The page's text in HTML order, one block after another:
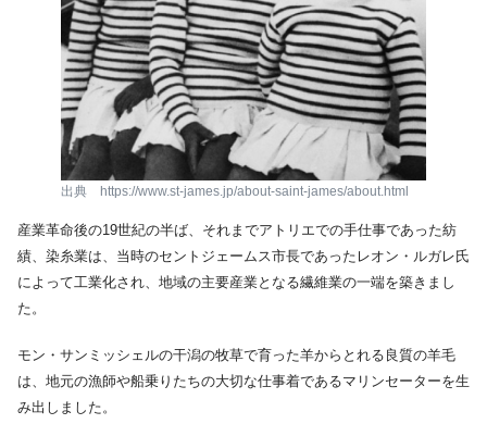
出典 https://www.st-james.jp/about-saint-james/about.html
産業革命後の19世紀の半ば、それまでアトリエでの手仕事であった紡
績、染糸業は、当時のセントジェームス市長であったレオン・ルガレ氏
によって工業化され、地域の主要産業となる繊維業の一端を築きまし
た。
モン・サンミッシェルの干潟の牧草で育った羊からとれる良質の羊毛
は、地元の漁師や船乗りたちの大切な仕事着であるマリンセーターを生
み出しました。